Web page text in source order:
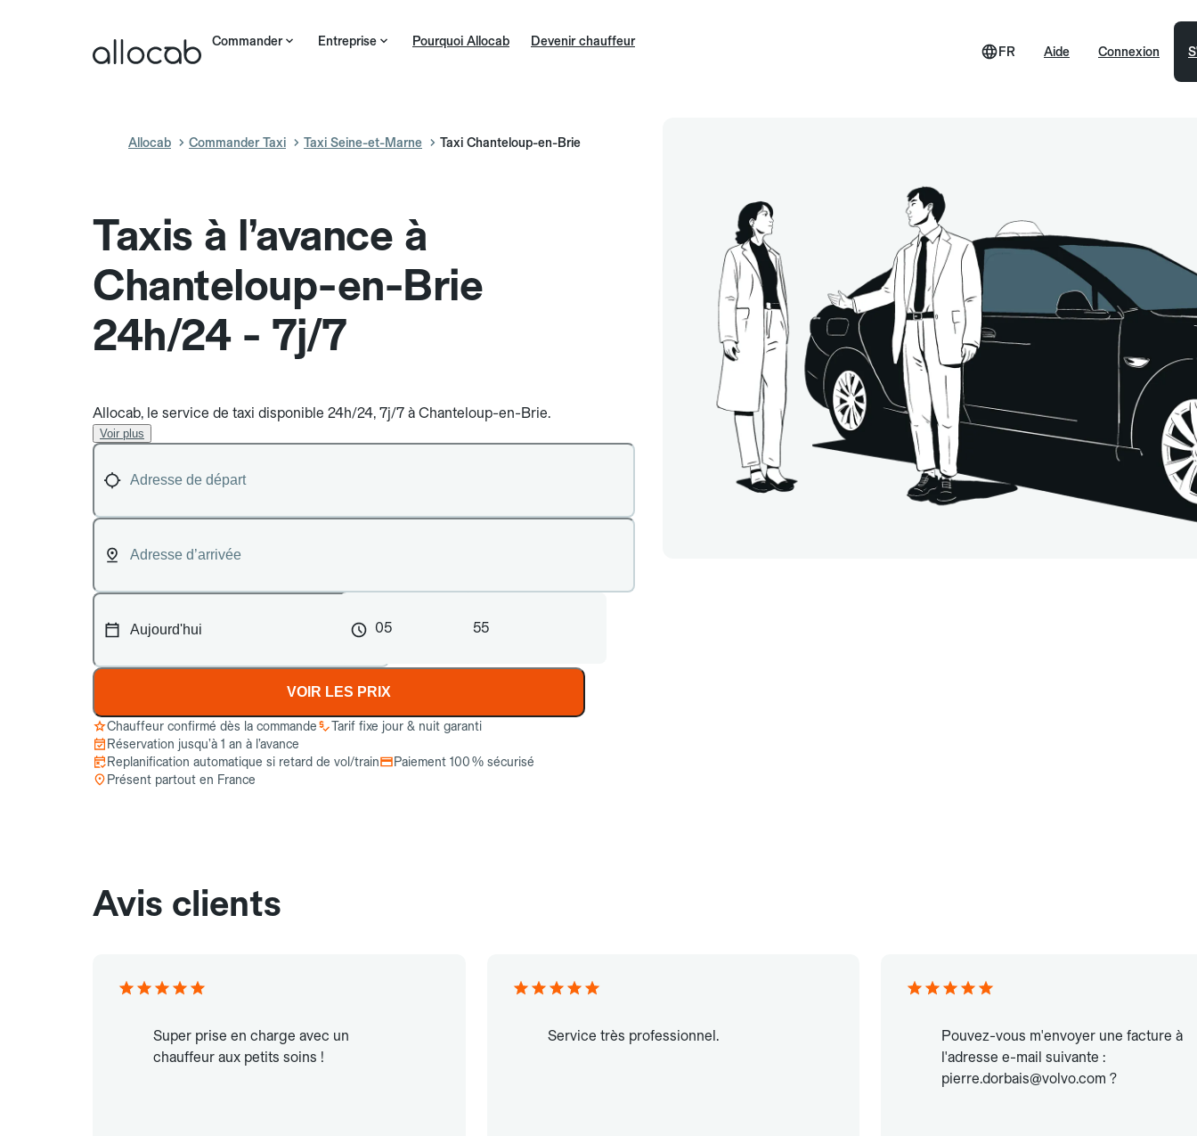
Commander Entreprise Pourquoi Allocab Devenir chauffeur
Aide
FR Connexion
Allocab Commander Taxi Taxi Seine-et-Marne Taxi Chanteloup-en-Brie
Taxis à l’avance à
Chanteloup-en-Brie
24h/24 - 7j/7
Allocab, le service de taxi disponible 24h/24, 7j/7 à Chanteloup-en-Brie.
Voir plus
05 55
VOIR LES PRIX
Chauffeur confirmé dès la commande
Tarif fixe jour & nuit garanti
Réservation jusqu’à 1 an à l’avance
Replanification automatique si retard de vol/train
Paiement 100 % sécurisé
Présent partout en France
Avis clients
Super prise en charge avec un
chauffeur aux petits soins !
Service très professionnel.
Pouvez-vous m'envoyer une facture à
l'adresse e-mail suivante :
pierre.dorbais@volvo.com ?